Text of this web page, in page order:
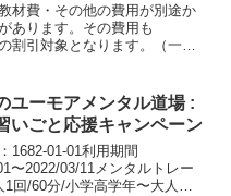
材費・その他の費用が別途か
あります。その費用も
割引対象となります。（一部
者提供価格100,000円▶50,000
ユーモアメンタル道場 :
いごと応援キャンペーン
1682-01-01利用期間
〜2022/03/11メンタルトレー
1回/60分/小学高学年〜大人対